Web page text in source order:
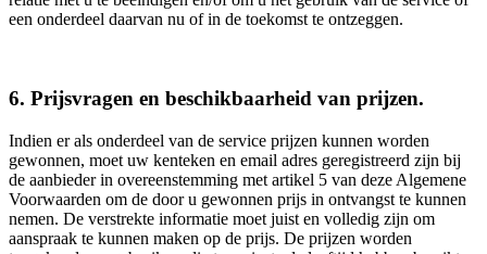
een onderdeel daarvan nu of in de toekomst te ontzeggen.
6. Prijsvragen en beschikbaarheid van prijzen.
Indien er als onderdeel van de service prijzen kunnen worden
gewonnen, moet uw kenteken en email adres geregistreerd zijn bij
de aanbieder in overeenstemming met artikel 5 van deze Algemene
Voorwaarden om de door u gewonnen prijs in ontvangst te kunnen
nemen. De verstrekte informatie moet juist en volledig zijn om
aanspraak te kunnen maken op de prijs. De prijzen worden